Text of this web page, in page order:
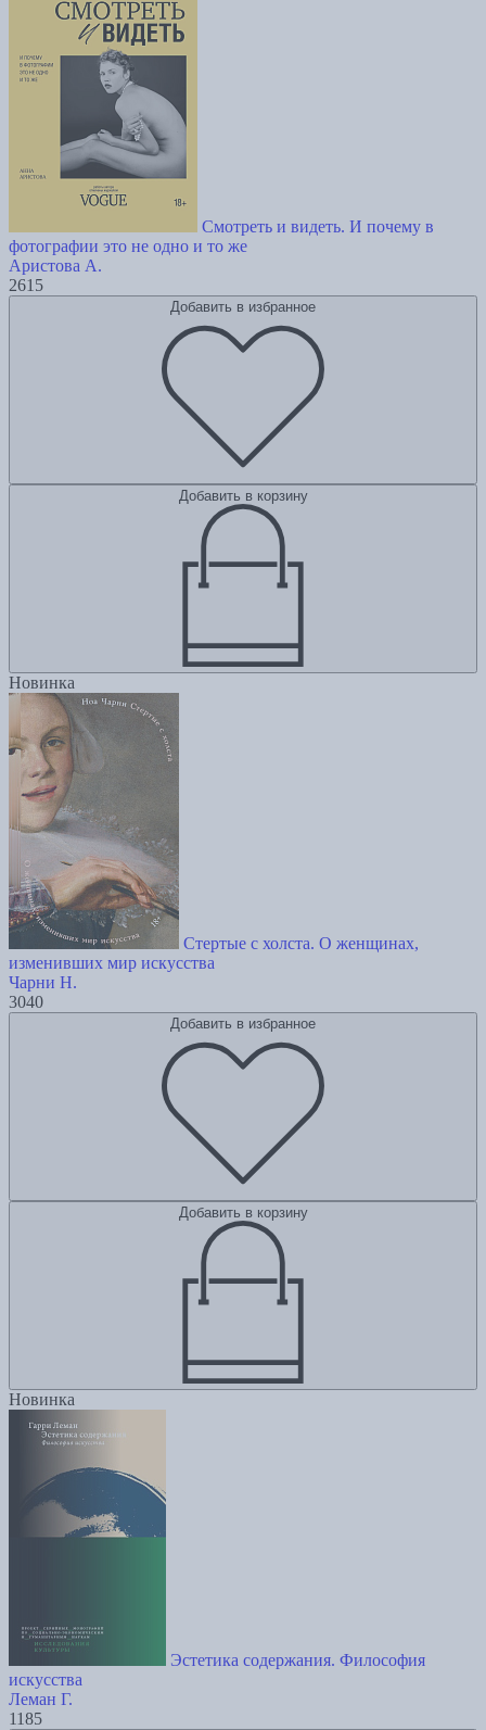
Смотреть и видеть. И почему в
фотографии это не одно и то же
Аристова А.
2615
Добавить в избранное
Добавить в корзину
Новинка
Стертые с холста. О женщинах,
изменивших мир искусства
Чарни Н.
3040
Добавить в избранное
Добавить в корзину
Новинка
Эстетика содержания. Философия
искусства
Леман Г.
1185